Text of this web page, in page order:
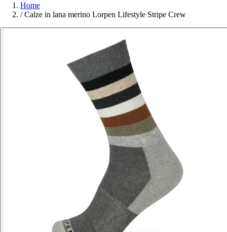
Home
/ Calze in lana merino Lorpen Lifestyle Stripe Crew